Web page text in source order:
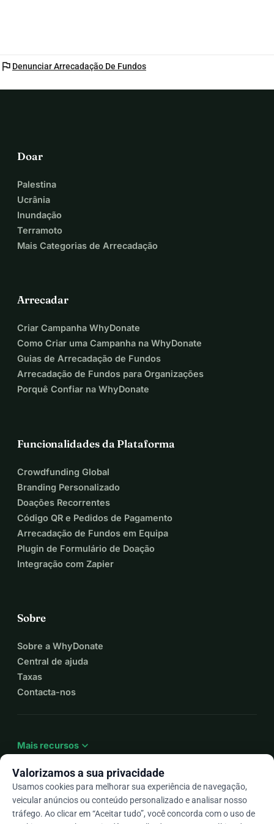
flag Denunciar Arrecadação De Fundos
Doar
Palestina
Ucrânia
Inundação
Terramoto
Mais Categorias de Arrecadação
Arrecadar
Criar Campanha WhyDonate
Como Criar uma Campanha na WhyDonate
Guias de Arrecadação de Fundos
Arrecadação de Fundos para Organizações
Porquê Confiar na WhyDonate
Funcionalidades da Plataforma
Crowdfunding Global
Branding Personalizado
Doações Recorrentes
Código QR e Pedidos de Pagamento
Arrecadação de Fundos em Equipa
Plugin de Formulário de Doação
Integração com Zapier
Sobre
Sobre a WhyDonate
Central de ajuda
Taxas
Contacta-nos
Mais recursos expand_more
Ptarrow_drop_down
Valorizamos a sua privacidade
Usamos cookies para melhorar sua experiência de navegação,
veicular anúncios ou conteúdo personalizado e analisar nosso
tráfego. Ao clicar em “Aceitar tudo”, você concorda com o uso de